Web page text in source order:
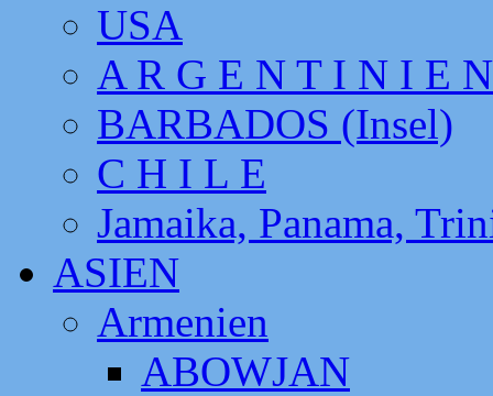
USA
A R G E N T I N I E N
BARBADOS (Insel)
C H I L E
Jamaika, Panama,
ASIEN
Armenien
ABOWJAN